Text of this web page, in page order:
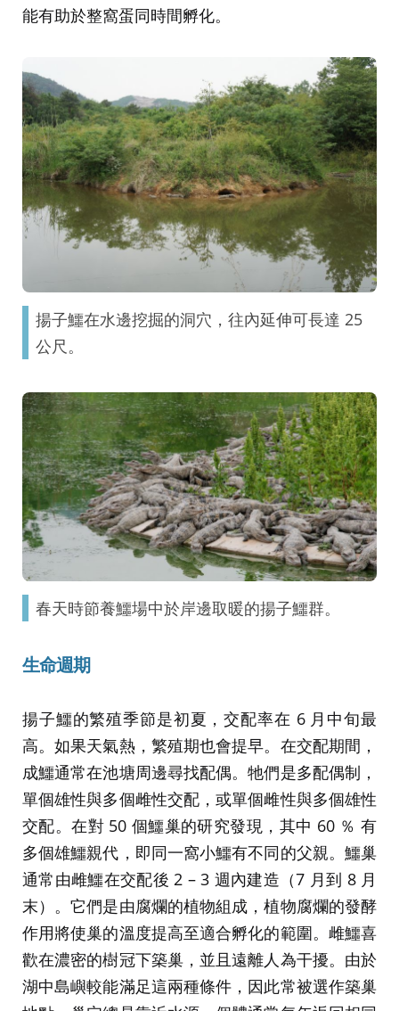
能有助於整窩蛋同時間孵化。
揚子鱷在水邊挖掘的洞穴，往內延伸可長達 25
公尺。
春天時節養鱷場中於岸邊取暖的揚子鱷群。
生命週期
揚子鱷的繁殖季節是初夏，交配率在 6 月中旬最
高。如果天氣熱，繁殖期也會提早。在交配期間，
成鱷通常在池塘周邊尋找配偶。牠們是多配偶制，
單個雄性與多個雌性交配，或單個雌性與多個雄性
交配。在對 50 個鱷巢的研究發現，其中 60 ％ 有
多個雄鱷親代，即同一窩小鱷有不同的父親。鱷巢
通常由雌鱷在交配後 2 – 3 週內建造（7 月到 8 月
末）。它們是由腐爛的植物組成，植物腐爛的發酵
作用將使巢的溫度提高至適合孵化的範圍。雌鱷喜
歡在濃密的樹冠下築巢，並且遠離人為干擾。由於
湖中島嶼較能滿足這兩種條件，因此常被選作築巢